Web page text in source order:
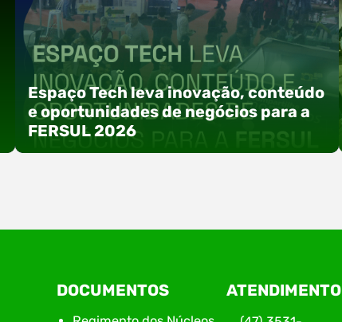
Espaço Tech leva inovação, conteúdo
e oportunidades de negócios para a
FERSUL 2026
A 15ª FERSUL – Feira Multissetorial do Alto Vale
do Itajaí acontece nos dias 12, 13 e 14 de agosto
de 2026, no Centro de Eventos Hermann
DOCUMENTOS ATENDIMENTO